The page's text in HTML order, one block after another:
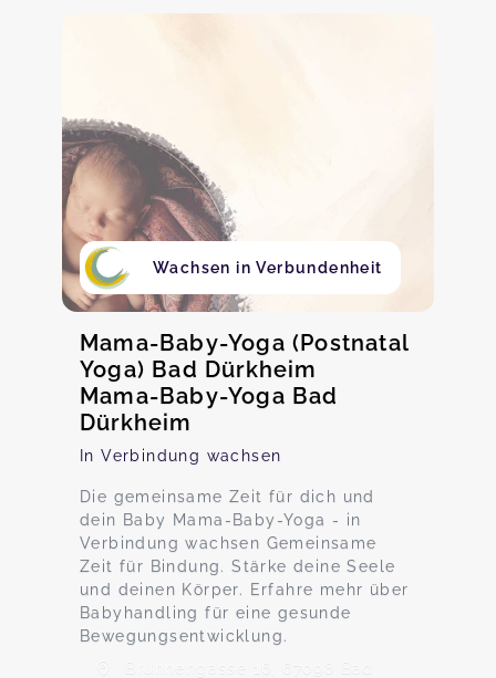
Wachsen in Verbundenheit
Mama-Baby-Yoga (Postnatal
Yoga) Bad Dürkheim
Mama-Baby-Yoga Bad
Dürkheim
In Verbindung wachsen
Die gemeinsame Zeit für dich und
dein Baby Mama-Baby-Yoga - in
Verbindung wachsen Gemeinsame
Zeit für Bindung. Stärke deine Seele
und deinen Körper. Erfahre mehr über
Babyhandling für eine gesunde
Bewegungsentwicklung.
Brunnengasse 16, 67098 Bad